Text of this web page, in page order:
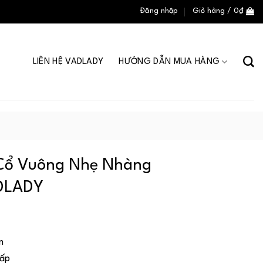
Đăng nhập Giỏ hàng / 0₫
LIÊN HỆ VADLADY HƯỚNG DẪN MUA HÀNG
Vuông Nhẹ Nhàng